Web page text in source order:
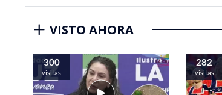
VISTO AHORA
300
visitas
282
visitas